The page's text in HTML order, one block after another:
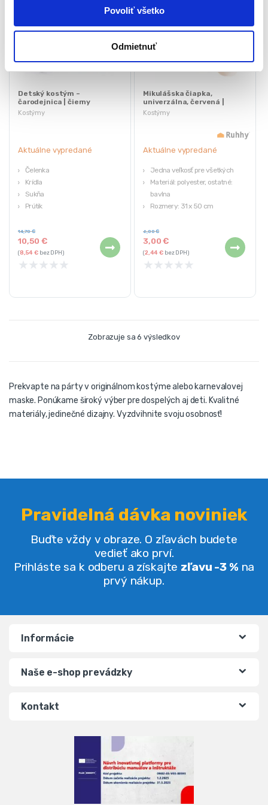
Povoliť všetko
Odmietnuť
Kostýmy
Detský kostým –
čarodejnica | čierny
Aktuálne vypredané
Čelenka
Krídla
Sukňa
Prútik
10,50€
14,70€
(8,54€ bez DPH)
★ ★ ★ ★ ★
Kostýmy
Mikulášska čiapka,
univerzálna, červená |
Ruhhy
Aktuálne vypredané
Jedna veľkosť pre všetkých
Materiál: polyester, ostatné:
bavlna
Rozmery: 31 x 50 cm
Farba: biela, červená
3,00€
6,00€
(2,44€ bez DPH)
★ ★ ★ ★ ★
Zobrazuje sa 6 výsledkov
Prekvapte na párty v originálnom kostýme alebo karnevalovej
maske. Ponúkame široký výber pre dospelých aj deti. Kvalitné
materiály, jedinečné dizajny. Vyzdvihnite svoju osobnosť!
Pravidelná dávka noviniek
Buďte vždy v obraze. O zľavách budete
vedieť ako prví.
Prihláste sa k odberu a získajte zľavu -3 % na
prvý nákup.
Informácie
Naše e-shop prevádzky
Kontakt